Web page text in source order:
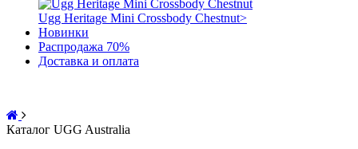
Ugg Heritage Mini Crossbody Chestnut>
Новинки
Распродажа 70%
Доставка и оплата
Каталог UGG Australia